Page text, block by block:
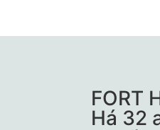
FORT
Há 32